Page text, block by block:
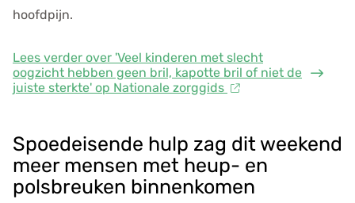
hoofdpijn.
Lees verder over 'Veel kinderen met slecht
oogzicht hebben geen bril, kapotte bril of niet de
juiste sterkte' op Nationale zorggids
Spoedeisende hulp zag dit weekend
meer mensen met heup- en
polsbreuken binnenkomen